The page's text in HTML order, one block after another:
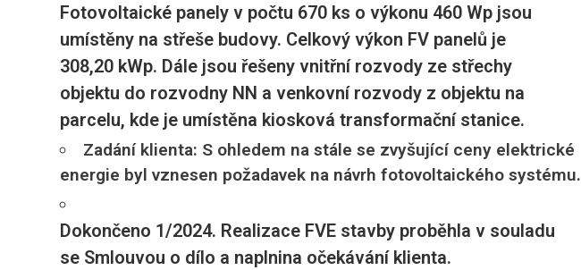
Fotovoltaické panely v počtu 670 ks o výkonu 460 Wp jsou
umístěny na střeše budovy. Celkový výkon FV panelů je
308,20 kWp. Dále jsou řešeny vnitřní rozvody ze střechy
objektu do rozvodny NN a venkovní rozvody z objektu na
parcelu, kde je umístěna kiosková transformační stanice.
Zadání klienta: S ohledem na stále se zvyšující ceny elektrické
energie byl vznesen požadavek na návrh fotovoltaického systému.
Dokončeno 1/2024. Realizace FVE stavby proběhla v souladu
se Smlouvou o dílo a naplnina očekávání klienta.